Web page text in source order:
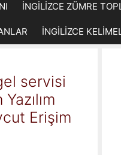
İNGİLİZCE ZÜMRE
İNGİLİZCE
servisi
Erişim